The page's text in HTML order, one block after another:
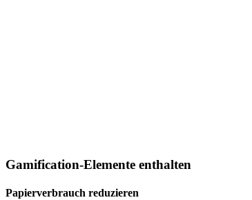
Gamification-Elemente enthalten
Papierverbrauch reduzieren